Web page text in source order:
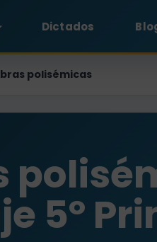
Dictados
polisémicas
5º